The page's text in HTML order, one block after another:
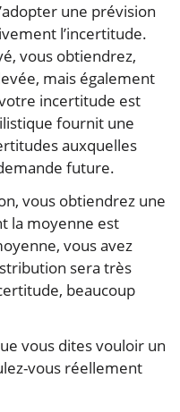
une prévision
l’incertitude.
vous obtiendrez,
mais également
incertitude est
fournit une
auxquelles
future.
vous obtiendrez une
la moyenne est
vous avez
sera très
beaucoup
vous dites vouloir un
vous réellement